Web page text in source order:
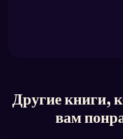
Другие книги,
вам